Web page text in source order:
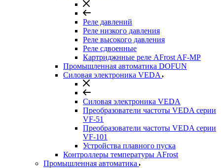
Реле давлений
Реле низкого давления
Реле высокого давления
Реле сдвоенные
Картриджнные реле AFrost AF-MP
Промышленная автоматика DOFUN
Силовая электроника VEDA
Силовая электроника VEDA
Преобразователи частоты VEDA серии
VF-51
Преобразователи частоты VEDA серии
VF-101
Устройства плавного пуска
Контроллеры температуры AFrost
Промышленная автоматика